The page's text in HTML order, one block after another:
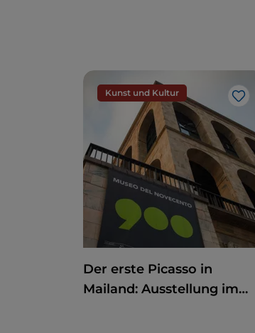
Kunst und Kultur
Like
Der erste Picasso in
Mailand: Ausstellung im